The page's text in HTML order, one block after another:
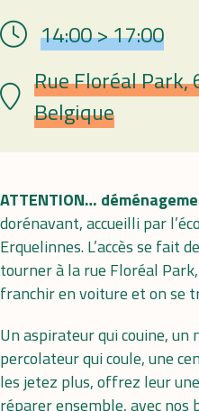
Hour 14:00 > 17:00
PlaatsRue Floréal
Belgique
ATTENTION…
dorénavant, accueilli par
Erquelinnes. L’accès se fait
tourner à la rue Floréal
franchir en voiture et on se
Un aspirateur qui couine, un
percolateur qui coule, une
les jetez plus, offrez leur
réparer ensemble, avec nos